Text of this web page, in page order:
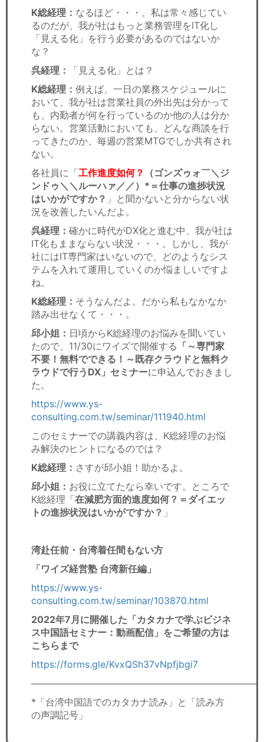
K総経理： なるほど・・・。私は常々感じてい
るのだが、我が社はもっと業務管理をIT化し
「見える化」を行う必要があるのではないか
な？
呉経理：
「見える化」とは？
K総経理： 例えば、一日の業務スケジュールに
おいて、我が社は営業社員の外出先は分かって
も、内勤者が何を行っているのか他の人は分か
らない。営業活動においても、どんな商談を行
ってきたのか、毎週の営業MTGでしか共有され
ない。
各社員に「工作進度如何？
（ゴンズゥォ￣＼ジ
ンドゥ＼＼ルーハァ／／）*＝仕事の進捗状況
はいかがですか？ 」と聞かないと分からない状
況を改善したいんだよ。
呉経理： 確かに時代がDX化と進む中、我が社は
IT化もままならない状況・・・。しかし、我が
社にはIT専門家はいないので、どのようなシス
テムを入れて運用していくのか悩ましいですよ
ね。
K総経理： そうなんだよ。だから私もなかなか
踏み出せなくて・・・。
邱小姐： 日頃からK総経理のお悩みを聞いてい
たので、11/30にワイズで開催する 「～専門家
不要！無料でできる！～既存クラウドと無料ク
ラウドで行うDX」セミナーに申込んでおきまし
た。
https://www.ys-
consulting.com.tw/seminar/111940.html
このセミナーでの講義内容は、K総経理のお悩
み解決のヒントになるのでは？
K総経理： さすが邱小姐！助かるよ。
邱小姐： お役に立てたなら幸いです。ところで
K総経理「在減肥方面的進度如何？＝ダイエッ
トの進捗状況はいかがですか？ 」
湾赴任前・台湾着任間もない方
「ワイズ経営塾 台湾新任編」
https://www.ys-
consulting.com.tw/seminar/103870.html
2022年7月に開催した「カタカナで学ぶビジネ
ス中国語セミナー：動画配信」をご希望の方は
こちらまで
https://forms.gle/KvxQSh37vNpfjbgi7
*「台湾中国語でのカタカナ読み」と「読み方
の声調記号」